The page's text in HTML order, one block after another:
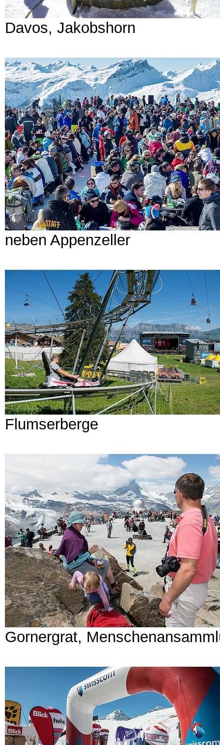
Davos, Jakobshorn
neben Appenzeller
Flumserberge
Gornergrat,